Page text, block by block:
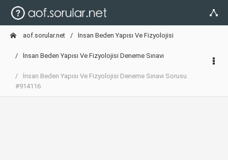
aof.sorular.net İnsan Beden Yapısı Ve Fizyolojisi
İnsan Beden Yapısı Ve Fizyolojisi Deneme Sınavı
İnsan Beden Yapısı Ve Fizyolojisi Deneme Sınavı Sorusu
#914116